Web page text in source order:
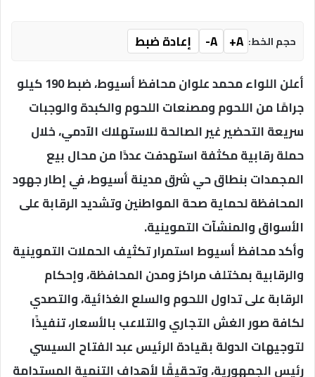
حجم الخط: A+
A-
إعادة ضبط
أعلن اللواء محمد علوان محافظ أسيوط، ضبط 190 كيلو
جرامًا من اللحوم ومصنعات اللحوم والكبدة والوجبات
سريعة التحضير غير الصالحة للاستهلاك الآدمي، خلال
حملة رقابية مكثفة استهدفت عددًا من محال بيع
المجمدات بنطاق حي شرق مدينة أسيوط، في إطار جهود
المحافظة لحماية صحة المواطنين وتشديد الرقابة على
الأسواق والمنشآت التموينية.
وأكد محافظ أسيوط استمرار تكثيف الحملات التموينية
والرقابية بمختلف مراكز ومدن المحافظة، وإحكام
الرقابة على تداول اللحوم والسلع الغذائية، والتصدي
لكافة صور الغش التجاري والتلاعب بالأسعار، تنفيذًا
لتوجيهات الدولة بقيادة الرئيس عبد الفتاح السيسي
رئيس الجمهورية، وتحقيقًا لأهداف التنمية المستدامة